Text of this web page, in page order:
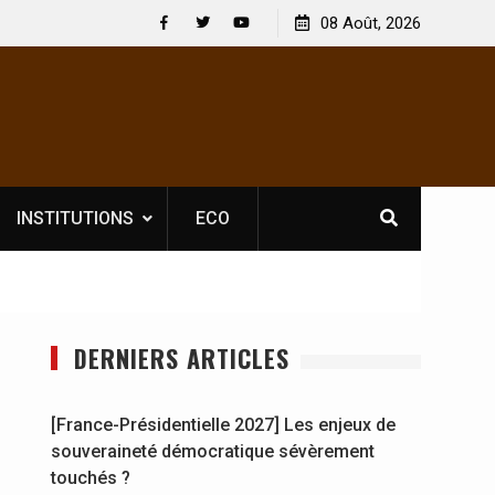
licence obligatoire pour les spectacles : En
l’opérateur culturel Soldat Jahboy se
[France-
souveraineté
08 Août, 2026
INSTITUTIONS ECO
DERNIERS ARTICLES
[France-Présidentielle 2027] Les enjeux de
souveraineté démocratique sévèrement
touchés ?